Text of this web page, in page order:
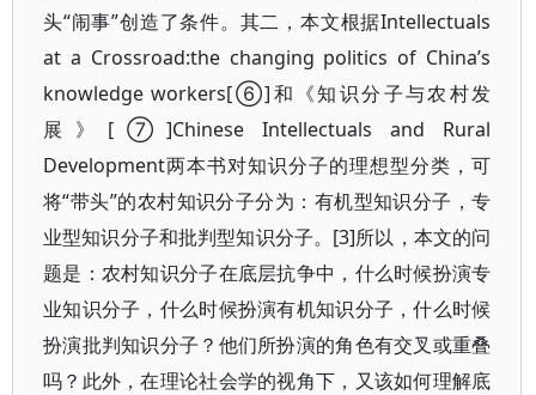
头“闹事”创造了条件。其二，本文根据Intellectuals
at a Crossroad:the changing politics of China’s
knowledge workers[⑥]和《知识分子与农村发
展》[⑦]Chinese Intellectuals and Rural
Development两本书对知识分子的理想型分类，可
将“带头”的农村知识分子分为：有机型知识分子，专
业型知识分子和批判型知识分子。[3]所以，本文的问
题是：农村知识分子在底层抗争中，什么时候扮演专
业知识分子，什么时候扮演有机知识分子，什么时候
扮演批判知识分子？他们所扮演的角色有交叉或重叠
吗？此外，在理论社会学的视角下，又该如何理解底